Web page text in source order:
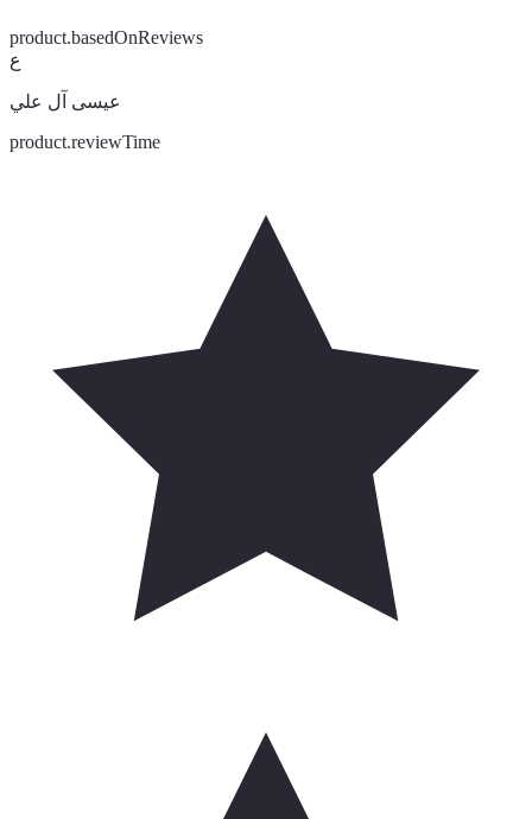
product.basedOnReviews
ع
عيسى آل علي
product.reviewTime